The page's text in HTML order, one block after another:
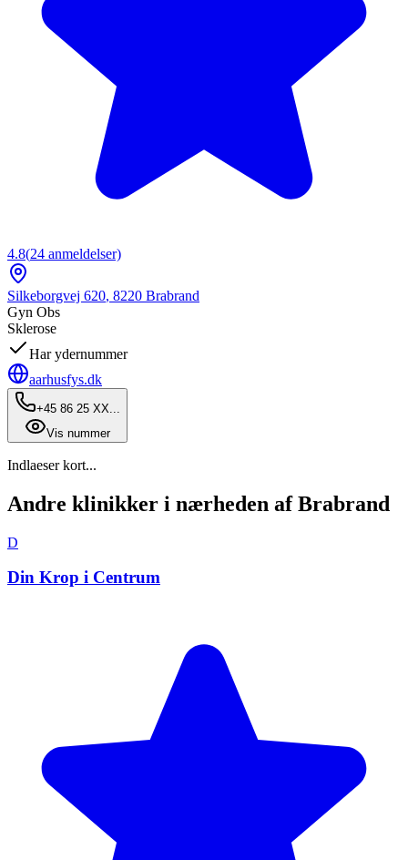
4.8(24 anmeldelser)
Silkeborgvej 620, 8220 Brabrand
Gyn Obs
Sklerose
Har ydernummer
aarhusfys.dk
+45 86 25 XX...
Vis nummer
Indlaeser kort...
Andre klinikker i nærheden af Brabrand
D
Din Krop i Centrum